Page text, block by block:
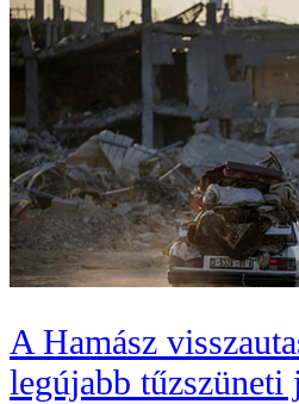
A Hamász
legújabb tűzszüneti